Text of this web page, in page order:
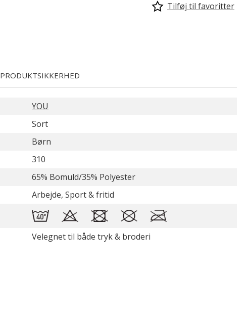
Tilføj til favoritter
PRODUKTSIKKERHED
YOU
Sort
Børn
310
65% Bomuld/35% Polyester
Arbejde, Sport & fritid
Velegnet til både tryk & broderi